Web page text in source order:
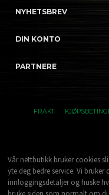
NYHETSBREV
DIN KONTO
PARTNERE
FRAKT
Vår nettbutikk bruker cookies
yte deg bedre service. Vi
innloggingsdetaljer og huske